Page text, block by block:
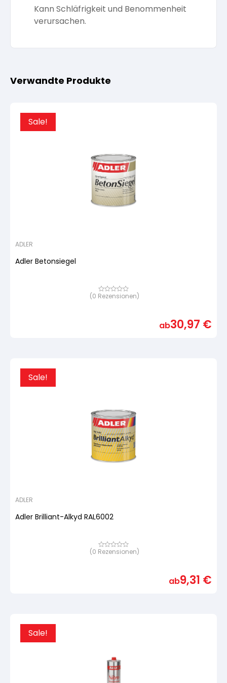
Kann Schläfrigkeit und Benommenheit
verursachen.
Verwandte Produkte
Sale!
ADLER
Adler Betonsiegel
Bewertet
(0 Rezensionen)
ab30,97 €
Sale!
ADLER
Adler Brilliant-Alkyd RAL6002
Bewertet
(0 Rezensionen)
ab9,31 €
Sale!